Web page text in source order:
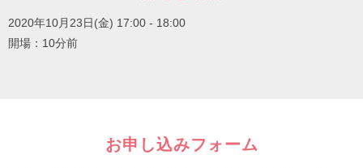
2020年10月23日(金) 17:00 - 18:00
開場：10分前
お申し込みフォーム